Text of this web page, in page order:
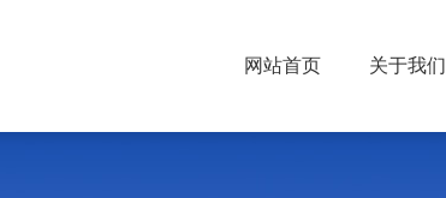
网站首页 关于我们